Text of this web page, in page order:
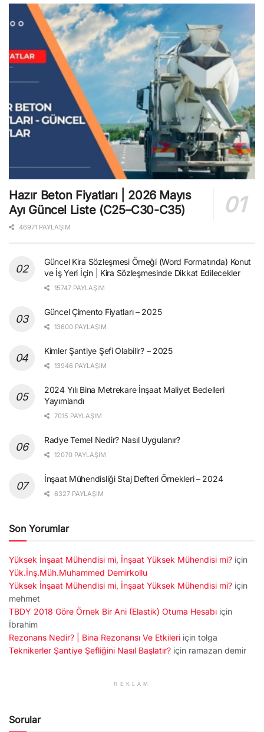
Hazır Beton Fiyatları | 2026 Mayıs
Ayı Güncel Liste (C25–C30-C35)
46971 PAYLAŞIM
Güncel Kira Sözleşmesi Örneği (Word Formatında) Konut
ve İş Yeri İçin | Kira Sözleşmesinde Dikkat Edilecekler
15747 PAYLAŞIM
Güncel Çimento Fiyatları – 2025
13600 PAYLAŞIM
Kimler Şantiye Şefi Olabilir? – 2025
13946 PAYLAŞIM
2024 Yılı Bina Metrekare İnşaat Maliyet Bedelleri
Yayımlandı
7015 PAYLAŞIM
Radye Temel Nedir? Nasıl Uygulanır?
12070 PAYLAŞIM
İnşaat Mühendisliği Staj Defteri Örnekleri – 2024
6327 PAYLAŞIM
Son Yorumlar
Yüksek İnşaat Mühendisi mi, İnşaat Yüksek Mühendisi mi? için
Yük.İnş.Müh.Muhammed Demirkollu
Yüksek İnşaat Mühendisi mi, İnşaat Yüksek Mühendisi mi? için
mehmet
TBDY 2018 Göre Örnek Bir Ani (Elastik) Otuma Hesabı için
İbrahim
Rezonans Nedir? | Bina Rezonansı Ve Etkileri için tolga
Teknikerler Şantiye Şefliğini Nasıl Başlatır? için ramazan demir
REKLAM
Sorular